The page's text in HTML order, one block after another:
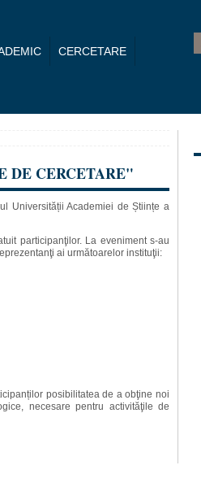
CERCETARE
DE CERCETARE"
Universității Academiei de Științe a
participanţilor. La eveniment s-au
ai următoarelor instituţii:
posibilitatea de a obţine noi
necesare pentru activităţile de